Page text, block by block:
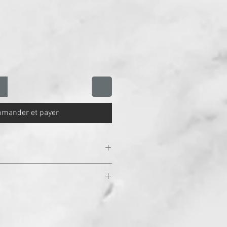
et payer